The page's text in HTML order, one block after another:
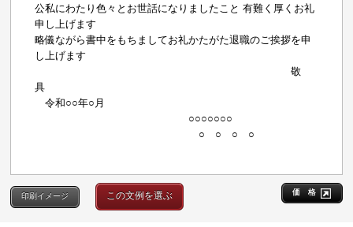
公私にわたり色々とお世話になりましたこと 有難く厚くお礼
申し上げます
略儀ながら書中をもちましてお礼かたがた退職のご挨拶を申
し上げます
敬
具
令和○○年○月
○○○○○○○
○ ○ ○ ○
価 格
印刷イメージ この文例を選ぶ